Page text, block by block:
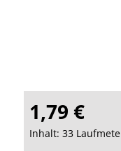
1,79 €
Inhalt: 33